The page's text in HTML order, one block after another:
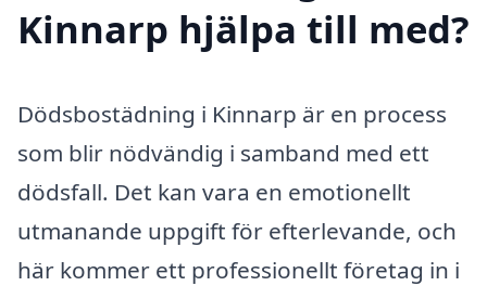
Kinnarp hjälpa till med?
Dödsbostädning i Kinnarp är en process
som blir nödvändig i samband med ett
dödsfall. Det kan vara en emotionellt
utmanande uppgift för efterlevande, och
här kommer ett professionellt företag in i